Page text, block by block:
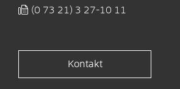
(0 73 21) 3 27-10 11
Kontakt